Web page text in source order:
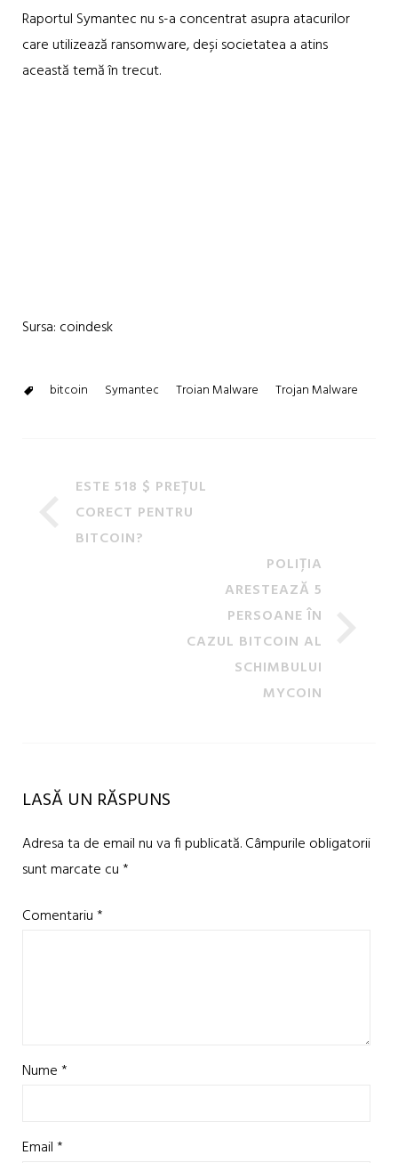
Raportul Symantec nu s-a concentrat asupra atacurilor
care utilizează ransomware, deși societatea a atins
această temă în trecut.
Sursa: coindesk
bitcoin Symantec Troian Malware Trojan Malware
ESTE 518 $ PREȚUL
CORECT PENTRU
BITCOIN?
POLIȚIA
ARESTEAZĂ 5
PERSOANE ÎN
CAZUL BITCOIN AL
SCHIMBULUI
MYCOIN
LASĂ UN RĂSPUNS
Adresa ta de email nu va fi publicată.Câmpurile obligatorii
sunt marcate cu*
Comentariu*
Nume*
Email*